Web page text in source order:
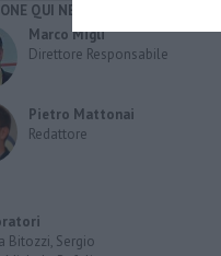
QUI NEWS
Marco Migli
Direttore Responsabile
Pietro Mattonai
Redattore
Bitozzi, Sergio